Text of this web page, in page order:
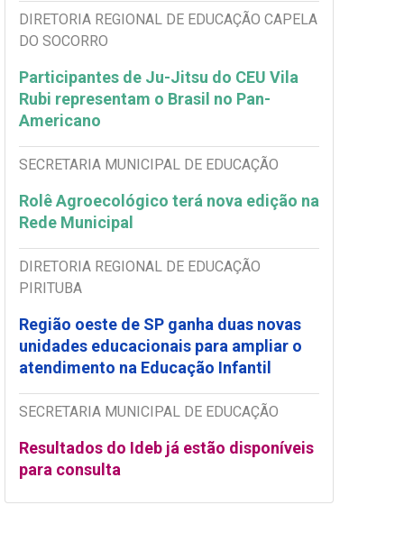
DIRETORIA REGIONAL DE EDUCAÇÃO CAPELA
DO SOCORRO
Participantes de Ju-Jitsu do CEU Vila
Rubi representam o Brasil no Pan-
Americano
SECRETARIA MUNICIPAL DE EDUCAÇÃO
Rolê Agroecológico terá nova edição na
Rede Municipal
DIRETORIA REGIONAL DE EDUCAÇÃO
PIRITUBA
Região oeste de SP ganha duas novas
unidades educacionais para ampliar o
atendimento na Educação Infantil
SECRETARIA MUNICIPAL DE EDUCAÇÃO
Resultados do Ideb já estão disponíveis
para consulta